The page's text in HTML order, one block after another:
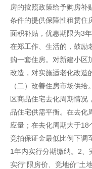
房的按照政策给予购房补
条件的提供保障性租赁住
面积补贴，优惠期限为3
在郑工作、生活的，鼓励
购一套住房。对新建小区
改造，对实施适老化改造
（二）改善住房市场供
区商品住宅去化周期情况
品住宅供需平衡。在去化
应量；在去化周期大于
竞拍保证金最低比例下调
1年内实行分期缴纳。2
实行“限房价、竞地价”土